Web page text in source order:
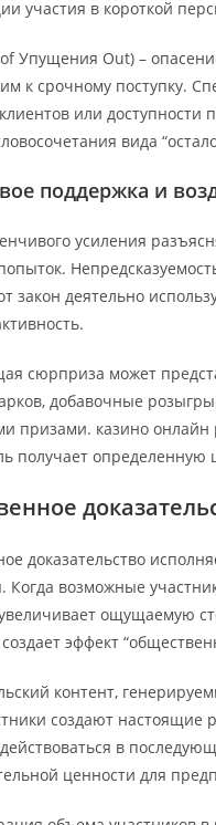
участия в короткой
of Упущения Out) –
к срочному поступку.
или
вида
поддержка и
усиления
закон деятельно
сюрприза может
добавочные
призами. казино
получает определенную
доказательство
Когда возможные
ощущаемую
эффект
контент,
создают настоящие
в
ценности для